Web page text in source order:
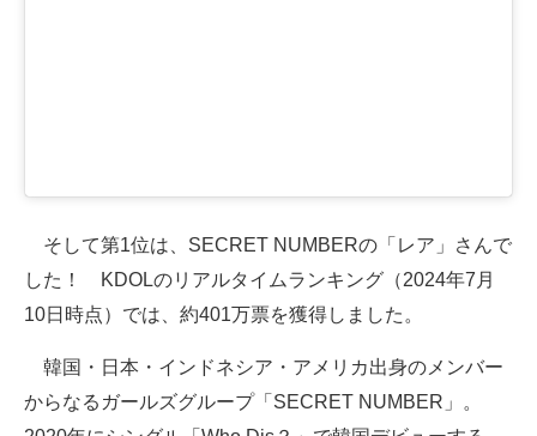
そして第1位は、SECRET NUMBERの「レア」さんで
した！ KDOLのリアルタイムランキング（2024年7月
10日時点）では、約401万票を獲得しました。
韓国・日本・インドネシア・アメリカ出身のメンバー
からなるガールズグループ「SECRET NUMBER」。